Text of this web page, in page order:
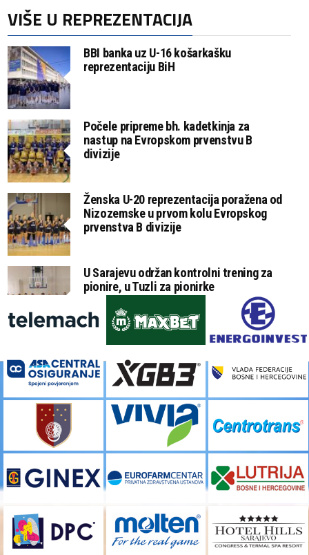
VIŠE U REPREZENTACIJA
BBI banka uz U-16 košarkašku
reprezentaciju BiH
Počele pripreme bh. kadetkinja za
nastup na Evropskom prvenstvu B
divizije
Ženska U-20 reprezentacija poražena od
Nizozemske u prvom kolu Evropskog
prvenstva B divizije
U Sarajevu održan kontrolni trening za
pionire, u Tuzli za pionirke